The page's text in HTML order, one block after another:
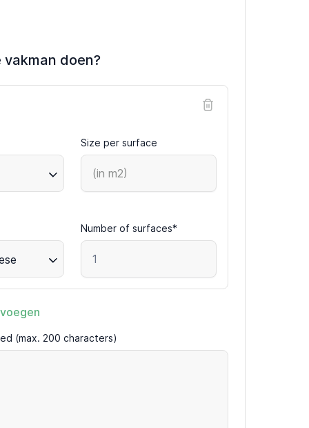
doen?
Size per surface
Number of surfaces*
(max. 200 characters)